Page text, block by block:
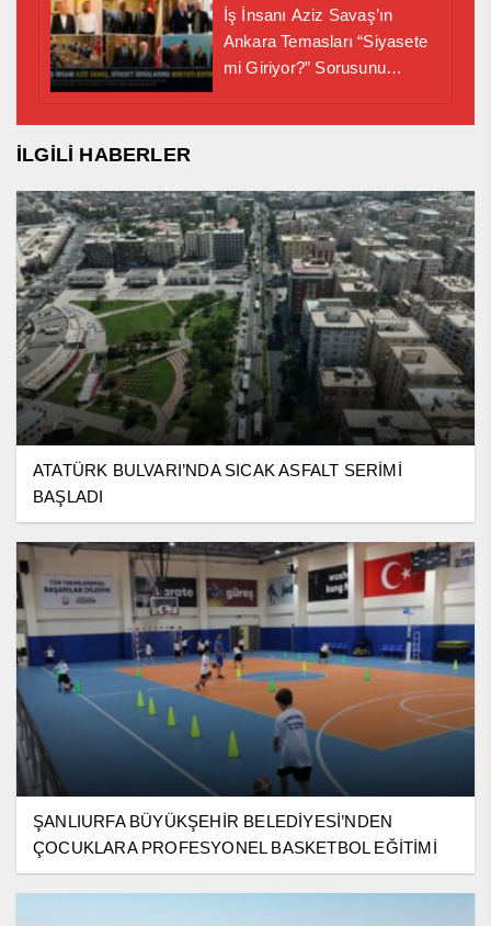
İş İnsanı Aziz Savaş’ın
Ankara Temasları “Siyasete
mi Giriyor?” Sorusunu
İLGİLİ HABERLER
ATATÜRK BULVARI’NDA SICAK ASFALT SERİMİ
BAŞLADI
ŞANLIURFA BÜYÜKŞEHİR BELEDİYESİ’NDEN
ÇOCUKLARA PROFESYONEL BASKETBOL EĞİTİMİ